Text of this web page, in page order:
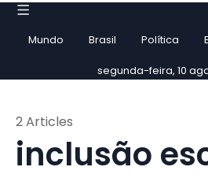
Mundo Brasil Política
segunda-feira, 10
inclusão
2 Articles